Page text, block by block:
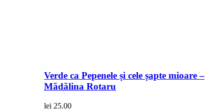
Verde ca Pepenele și cele șapte mioare –
Mădălina Rotaru
lei 25.00